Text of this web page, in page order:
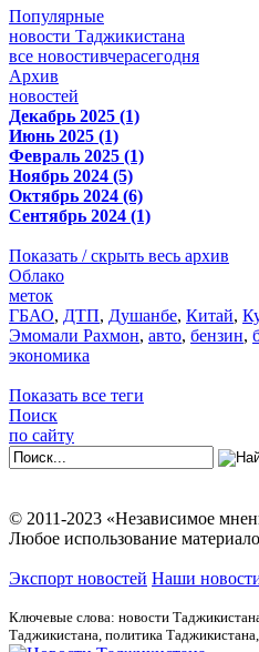
Популярные
новости Таджикистана
все новостивчерасегодня
Архив
новостей
Декабрь 2025 (1)
Июнь 2025 (1)
Февраль 2025 (1)
Ноябрь 2024 (5)
Октябрь 2024 (6)
Сентябрь 2024 (1)
Показать / скрыть весь архив
Облако
меток
ГБАО, ДТП, Душанбе, Китай,
Эмомали Рахмон, авто, бензин,
экономика
Показать все теги
Поиск
по сайту
© 2011-2023 «Независимое
Любое использование
Экспорт новостей Наши
Ключевые слова: новости
Таджикистана, политика